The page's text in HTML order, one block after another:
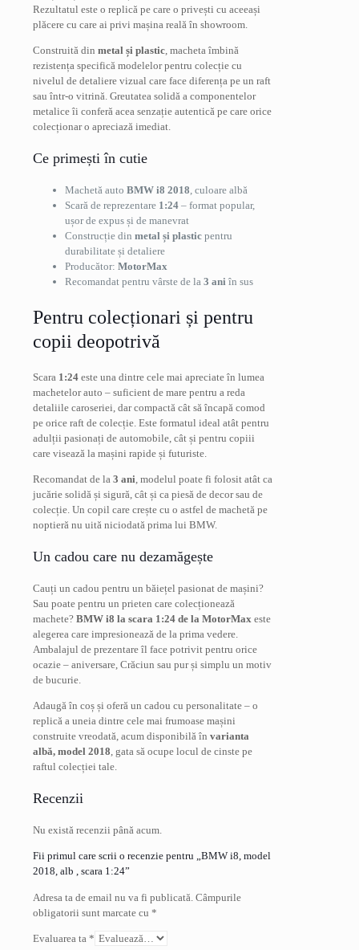
Rezultatul este o replică pe care o privești cu aceeași
plăcere cu care ai privi mașina reală în showroom.
Construită din metal și plastic , macheta îmbină
rezistența specifică modelelor pentru colecție cu
nivelul de detaliere vizual care face diferența pe un raft
sau într-o vitrină. Greutatea solidă a componentelor
metalice îi conferă acea senzație autentică pe care orice
colecționar o apreciază imediat.
Ce primești în cutie
Machetă auto BMW i8 2018 , culoare albă
Scară de reprezentare 1:24 – format popular,
ușor de expus și de manevrat
Construcție din metal și plastic pentru
durabilitate și detaliere
Producător: MotorMax
Recomandat pentru vârste de la 3 ani în sus
Pentru colecționari și pentru
copii deopotrivă
Scara 1:24 este una dintre cele mai apreciate în lumea
machetelor auto – suficient de mare pentru a reda
detaliile caroseriei, dar compactă cât să încapă comod
pe orice raft de colecție. Este formatul ideal atât pentru
adulții pasionați de automobile, cât și pentru copiii
care visează la mașini rapide și futuriste.
Recomandat de la 3 ani , modelul poate fi folosit atât ca
jucărie solidă și sigură, cât și ca piesă de decor sau de
colecție. Un copil care crește cu o astfel de machetă pe
noptieră nu uită niciodată prima lui BMW.
Un cadou care nu dezamăgește
Cauți un cadou pentru un băiețel pasionat de mașini?
Sau poate pentru un prieten care colecționează
machete? BMW i8 la scara 1:24 de la MotorMax este
alegerea care impresionează de la prima vedere.
Ambalajul de prezentare îl face potrivit pentru orice
ocazie – aniversare, Crăciun sau pur și simplu un motiv
de bucurie.
Adaugă în coș și oferă un cadou cu personalitate – o
replică a uneia dintre cele mai frumoase mașini
construite vreodată, acum disponibilă în varianta
albă, model 2018 , gata să ocupe locul de cinste pe
raftul colecției tale.
Recenzii
Nu există recenzii până acum.
Fii primul care scrii o recenzie pentru „BMW i8, model
2018, alb , scara 1:24”
Adresa ta de email nu va fi publicată. Câmpurile
obligatorii sunt marcate cu *
Evaluarea ta *